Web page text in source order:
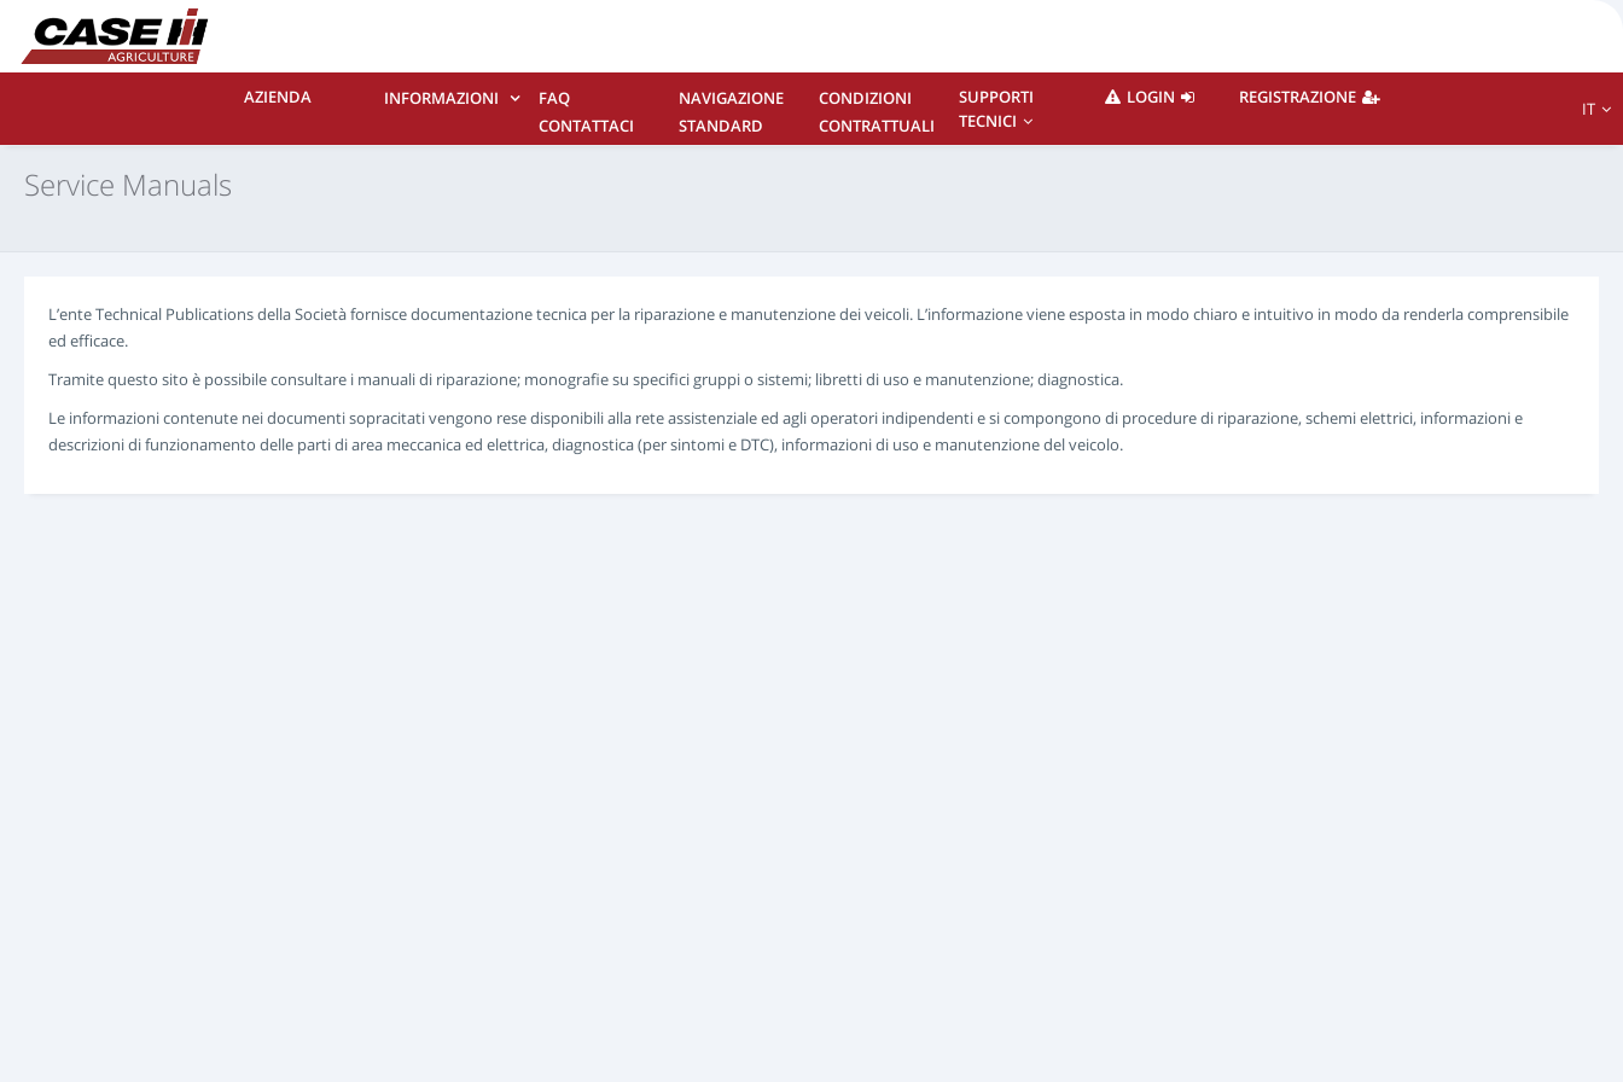
AZIENDA INFORMAZIONI
FAQ
CONTATTACI
NAVIGAZIONE
STANDARD
CONDIZIONI
CONTRATTUALI
SUPPORTI
TECNICI
LOGIN REGISTRAZIONE
IT
Service Manuals
L’ente Technical Publications della Società fornisce documentazione tecnica per la riparazione e manutenzione dei veicoli. L’informazione viene esposta in modo chiaro e intuitivo in modo da renderla comprensibile
ed efficace.
Tramite questo sito è possibile consultare i manuali di riparazione; monografie su specifici gruppi o sistemi; libretti di uso e manutenzione; diagnostica.
Le informazioni contenute nei documenti sopracitati vengono rese disponibili alla rete assistenziale ed agli operatori indipendenti e si compongono di procedure di riparazione, schemi elettrici, informazioni e
descrizioni di funzionamento delle parti di area meccanica ed elettrica, diagnostica (per sintomi e DTC), informazioni di uso e manutenzione del veicolo.